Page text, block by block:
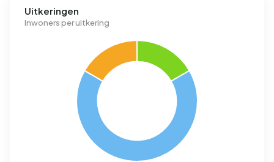
Uitkeringen
Inwoners per uitkering